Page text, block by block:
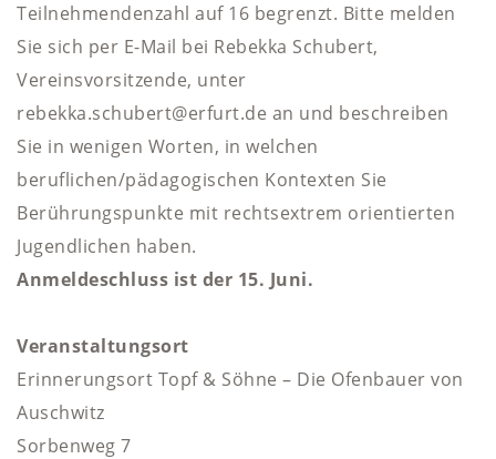
Teilnehmendenzahl auf 16 begrenzt. Bitte melden
Sie sich per E-Mail bei Rebekka Schubert,
Vereinsvorsitzende, unter
rebekka.schubert@erfurt.de an und beschreiben
Sie in wenigen Worten, in welchen
beruflichen/pädagogischen Kontexten Sie
Berührungspunkte mit rechtsextrem orientierten
Jugendlichen haben.
Anmeldeschluss ist der 15. Juni.
Veranstaltungsort
Erinnerungsort Topf & Söhne – Die Ofenbauer von
Auschwitz
Sorbenweg 7